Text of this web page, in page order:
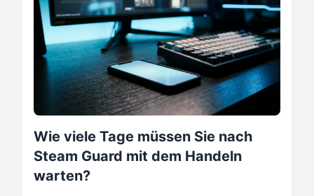
Wie viele Tage müssen Sie nach
Steam Guard mit dem Handeln
warten?